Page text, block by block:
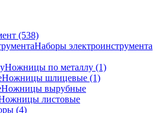
(538)
Наборы электроинструмента
Ножницы по металлу (1)
Ножницы шлицевые (1)
Ножницы вырубные
листовые
(4)